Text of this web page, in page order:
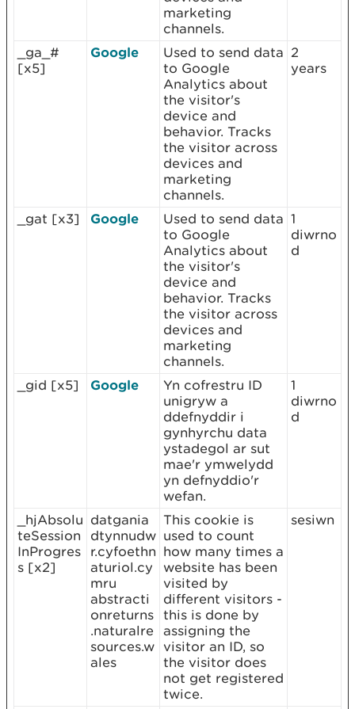
marketing
channels.
_ga_#
[x5]
Google
Used to send data
to Google
Analytics about
the visitor's
device and
behavior. Tracks
the visitor across
devices and
marketing
channels.
2
years
_gat [x3] Google
Used to send data
to Google
Analytics about
the visitor's
device and
behavior. Tracks
the visitor across
devices and
marketing
channels.
1
diwrno
d
_gid [x5] Google
Yn cofrestru ID
unigryw a
ddefnyddir i
gynhyrchu data
ystadegol ar sut
mae'r ymwelydd
yn defnyddio'r
wefan.
1
diwrno
d
_hjAbsolu
teSession
InProgres
s [x2]
datgania
dtynnudw
r.cyfoethn
aturiol.cy
mru
abstracti
onreturns
.naturalre
sources.w
ales
This cookie is
used to count
how many times a
website has been
visited by
different visitors -
this is done by
assigning the
visitor an ID, so
the visitor does
not get registered
twice.
sesiwn